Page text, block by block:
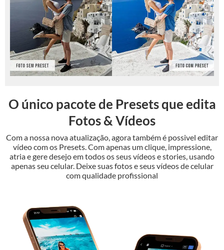
O único pacote de Presets que edita
Fotos & Vídeos
Com a nossa nova atualização, agora também é possivel editar
vídeo com os Presets. Com apenas um clique, impressione,
atria e gere desejo em todos os seus vídeos e stories, usando
apenas seu celular. Deixe suas fotos e seus vídeos de celular
com qualidade profissional